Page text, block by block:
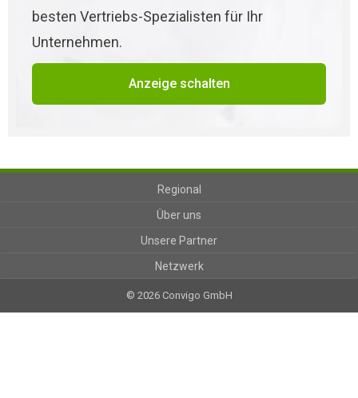
besten Vertriebs-Spezialisten für Ihr
Unternehmen.
Anzeige schalten
Regional
Über uns
Unsere Partner
Netzwerk
© 2026 Convigo GmbH